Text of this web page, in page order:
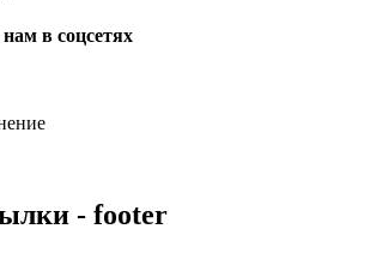
в соцсетях
- footer